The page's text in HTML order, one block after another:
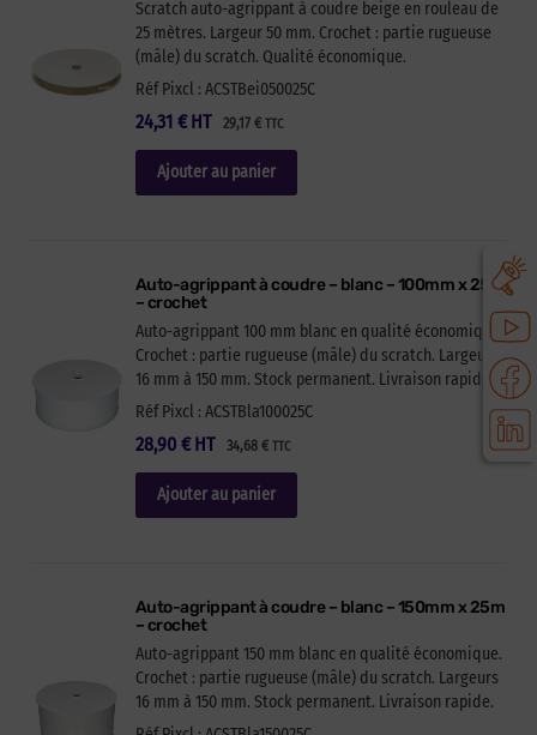
Scratch auto-agrippant à coudre beige en rouleau de
25 mètres. Largeur 50 mm. Crochet : partie rugueuse
(mâle) du scratch. Qualité économique.
Réf Pixcl : ACSTBei050025C
24,31 € 29,17 €TTC
HT
Ajouter au panier
Auto-agrippant à coudre – blanc – 100mm x 25m
– crochet
Auto-agrippant 100 mm blanc en qualité économique.
Crochet : partie rugueuse (mâle) du scratch. Largeurs
16 mm à 150 mm. Stock permanent. Livraison rapide.
Réf Pixcl : ACSTBla100025C
28,90 € 34,68 €TTC
HT
Ajouter au panier
Auto-agrippant à coudre – blanc – 150mm x 25m
– crochet
Auto-agrippant 150 mm blanc en qualité économique.
Crochet : partie rugueuse (mâle) du scratch. Largeurs
16 mm à 150 mm. Stock permanent. Livraison rapide.